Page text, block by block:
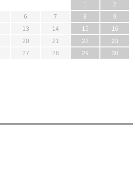
1
2
6 7 8
9
13 14 15
16
20 21 22
23
27 28 29
30